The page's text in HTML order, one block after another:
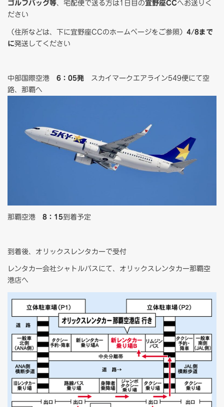
ゴルフバッグ等、宅配便で送る方は1日目の宜野座CCへお送りく
ださい
（住所などは、下に宜野座CCのホームページをご参照） 4/8まで
に発送してください
中部国際空港 6：05発
スカイマークエアライン549便にて空
路、那覇へ
那覇空港 8：15到着予定
到着後、オリックスレンタカーで受付
レンタカー会社シャトルバスにて、オリックスレンタカー那覇空
港店へ